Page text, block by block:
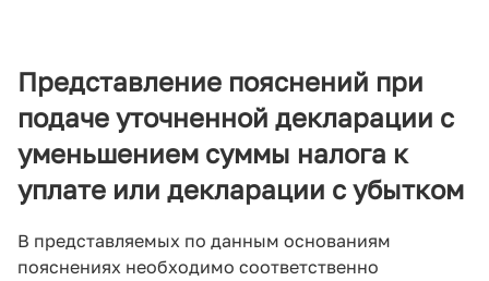
Представление пояснений при
подаче уточненной декларации с
уменьшением суммы налога к
уплате или декларации с убытком
В представляемых по данным основаниям
пояснениях необходимо соответственно